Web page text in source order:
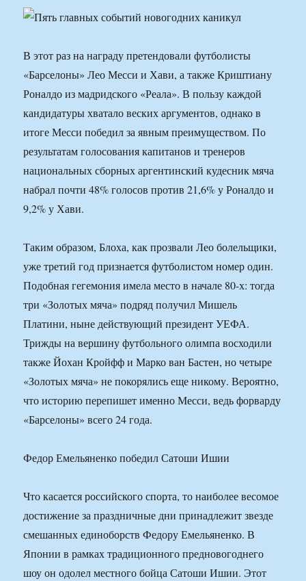
В этот раз на награду претендовали футболисты
«Барселоны» Лео Месси и Хави, а также Криштиану
Роналдо из мадридского «Реала». В пользу каждой
кандидатуры хватало веских аргументов, однако в
итоге Месси победил за явным преимуществом. По
результатам голосования капитанов и тренеров
национальных сборных аргентинский кудесник мяча
набрал почти 48% голосов против 21,6% у Роналдо и
9,2% у Хави.
Таким образом, Блоха, как прозвали Лео болельщики,
уже третий год признается футболистом номер один.
Подобная гегемония имела место в начале 80-х: тогда
три «Золотых мяча» подряд получил Мишель
Платини, ныне действующий президент УЕФА.
Трижды на вершину футбольного олимпа восходили
также Йохан Кройфф и Марко ван Бастен, но четыре
«Золотых мяча» не покорялись еще никому. Вероятно,
что историю перепишет именно Месси, ведь форварду
«Барселоны» всего 24 года.
Федор Емельяненко победил Сатоши Ишии
Что касается российского спорта, то наиболее весомое
достижение за праздничные дни принадлежит звезде
смешанных единоборств Федору Емельяненко. В
Японии в рамках традиционного предновогоднего
шоу он одолел местного бойца Сатоши Ишии. Этот